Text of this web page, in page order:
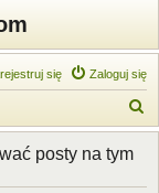
Zaloguj się
się
z
k
posty na tym